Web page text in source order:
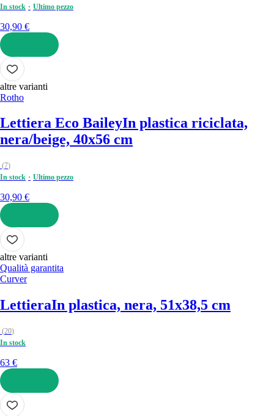
In stock
Ultimo pezzo
30,90 €
AGGIUNGI
altre varianti
Rotho
Lettiera Eco BaileyIn plastica riciclata,
nera/beige, 40x56 cm
(7)
In stock
Ultimo pezzo
30,90 €
AGGIUNGI
altre varianti
Qualità garantita
Curver
LettieraIn plastica, nera, 51x38,5 cm
(20)
In stock
63 €
AGGIUNGI